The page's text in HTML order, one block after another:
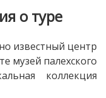
о туре
известный центр
музей палехского
коллекция